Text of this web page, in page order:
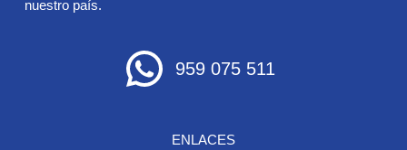
nuestro país.
959 075 511
ENLACES